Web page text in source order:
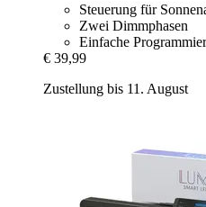
Steuerung für
Zwei Dimmphasen
Einfache
€ 39,99
Zustellung bis 11. August